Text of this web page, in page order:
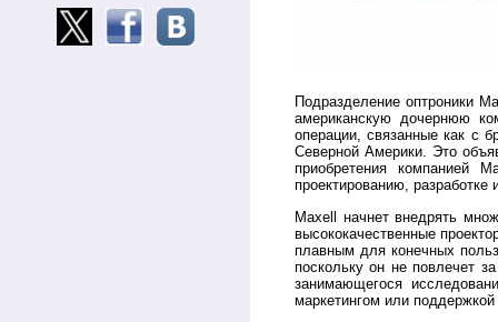
Подразделение оптроники
американскую дочернюю
операции, связанные как с
Северной Америки. Это
приобретения компанией
проектированию, разработке
Maxell начнет внедрять
высококачественные
плавным для конечных
поскольку он не повлечет
занимающегося
маркетингом или поддержкой